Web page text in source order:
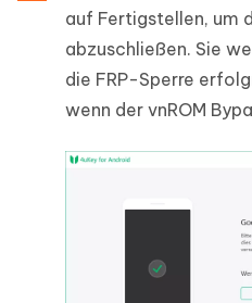
auf Fertigstellen, um
abzuschließen. Sie
die FRP-Sperre
wenn der vnROM